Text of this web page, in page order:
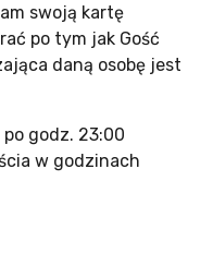
swoją kartę
po tym jak Gość
daną osobę jest
godz. 23:00
w godzinach